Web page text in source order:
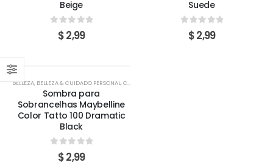
Beige
out of 5
$2,99
Suede
out of 5
$2,99
BELLEZA, BELLEZA & CUIDADO PERSONAL ,CEJAS
Sombra para
Sobrancelhas Maybelline
Color Tatto 100 Dramatic
Black
out of 5
$2,99